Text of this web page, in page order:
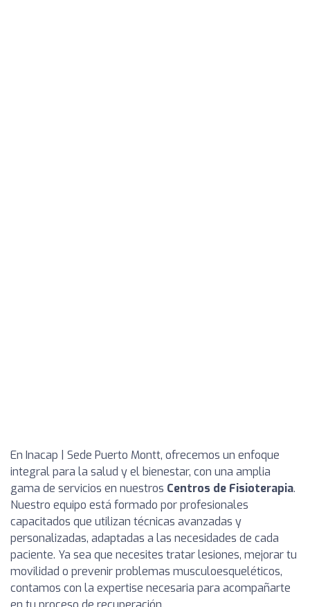
En Inacap | Sede Puerto Montt, ofrecemos un enfoque
integral para la salud y el bienestar, con una amplia
gama de servicios en nuestros Centros de Fisioterapia.
Nuestro equipo está formado por profesionales
capacitados que utilizan técnicas avanzadas y
personalizadas, adaptadas a las necesidades de cada
paciente. Ya sea que necesites tratar lesiones, mejorar tu
movilidad o prevenir problemas musculoesqueléticos,
contamos con la expertise necesaria para acompañarte